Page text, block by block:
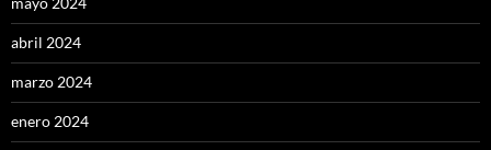
abril 2024
marzo 2024
enero 2024